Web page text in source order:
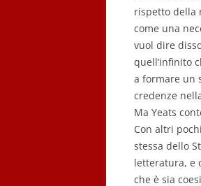
rispetto della
come una
vuol dire
quell’infinito
a formare un
credenze
Ma Yeats
Con altri
stessa dello
letteratura, e
che è sia